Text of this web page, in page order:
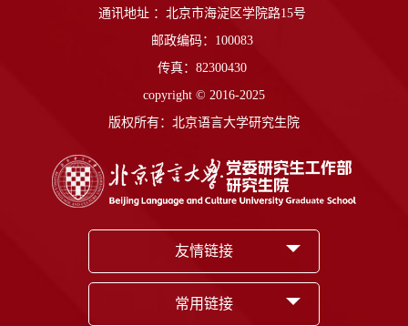
通讯地址 ：北京市海淀区学院路15号
邮政编码：100083
传真：82300430
copyright © 2016-2025
版权所有：北京语言大学研究生院
友情链接
常用链接